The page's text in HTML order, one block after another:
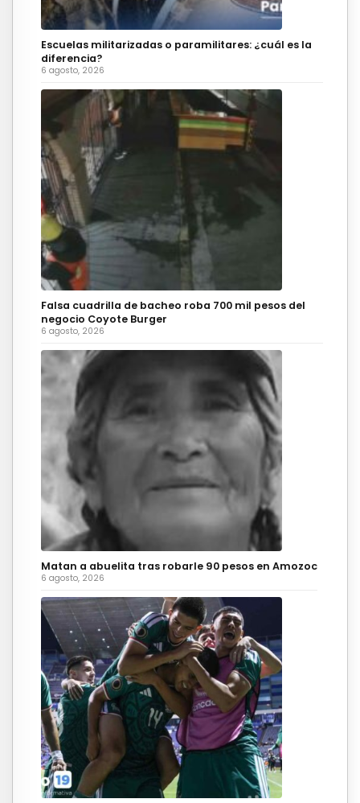
Escuelas militarizadas o paramilitares: ¿cuál es la
diferencia?
6 agosto, 2026
Falsa cuadrilla de bacheo roba 700 mil pesos del
negocio Coyote Burger
6 agosto, 2026
Matan a abuelita tras robarle 90 pesos en Amozoc
6 agosto, 2026